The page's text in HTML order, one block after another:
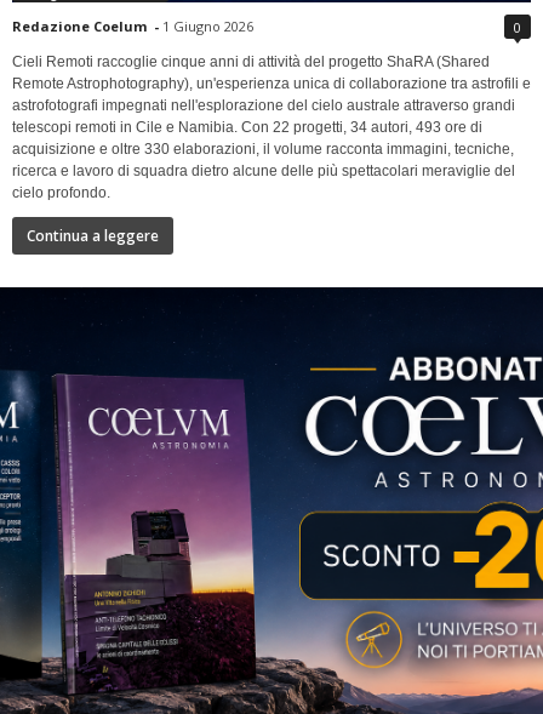
Redazione Coelum - 1 Giugno 2026 0
Cieli Remoti raccoglie cinque anni di attività del progetto ShaRA (Shared
Remote Astrophotography), un'esperienza unica di collaborazione tra astrofili e
astrofotografi impegnati nell'esplorazione del cielo australe attraverso grandi
telescopi remoti in Cile e Namibia. Con 22 progetti, 34 autori, 493 ore di
acquisizione e oltre 330 elaborazioni, il volume racconta immagini, tecniche,
ricerca e lavoro di squadra dietro alcune delle più spettacolari meraviglie del
cielo profondo.
Continua a leggere